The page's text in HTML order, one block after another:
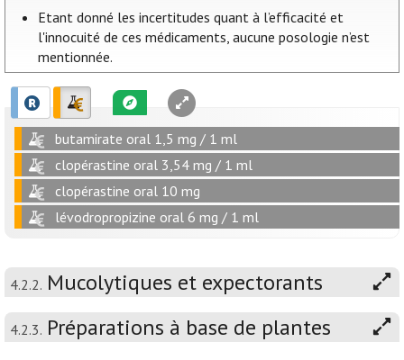
Etant donné les incertitudes quant à l’efficacité et
l'innocuité de ces médicaments, aucune posologie n’est
mentionnée.
butamirate oral 1,5 mg / 1 ml
clopérastine oral 3,54 mg / 1 ml
clopérastine oral 10 mg
lévodropropizine oral 6 mg / 1 ml
4.2.2. Mucolytiques et expectorants
4.2.3. Préparations à base de plantes